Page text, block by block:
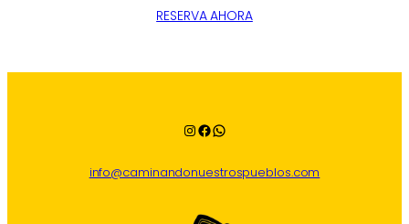
RESERVA AHORA
InstagramFacebook WhatsApp
info@caminandonuestrospueblos.com